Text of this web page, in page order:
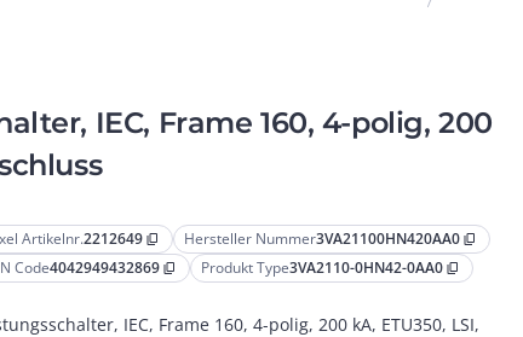
IEC, Frame 160, 4-polig, 200
Artikelnr.2212649 content_copy Hersteller Nummer3VA21100HN420AA0 content_copy
Code4042949432869 content_copy Produkt Type3VA2110-0HN42-0AA0 content_copy
IEC, Frame 160, 4-polig, 200 kA, ETU350, LSI,